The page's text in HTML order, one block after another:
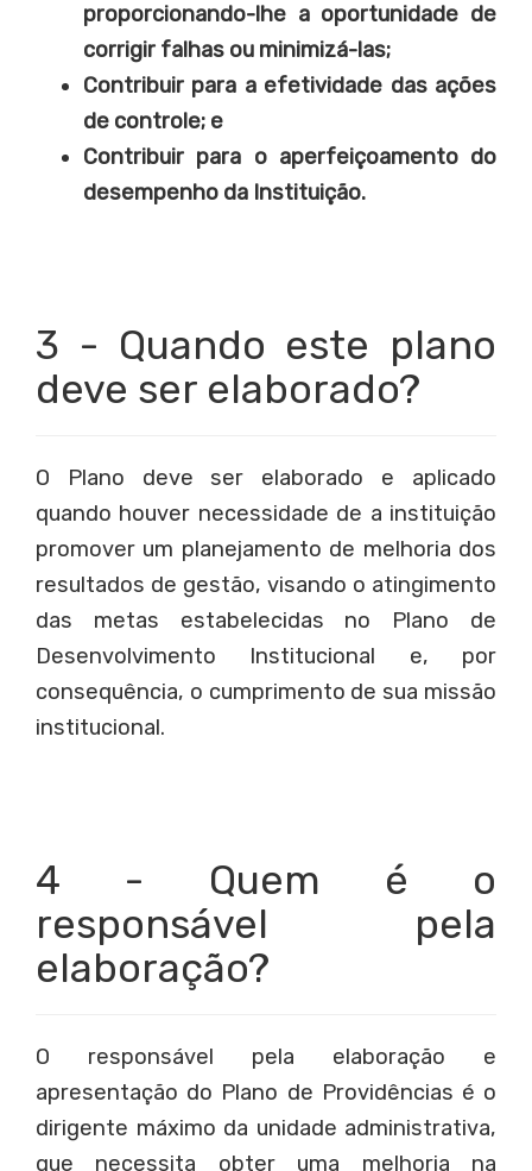
proporcionando-lhe a oportunidade de
corrigir falhas ou minimizá-las;
Contribuir para a efetividade das ações
de controle; e
Contribuir para o aperfeiçoamento do
desempenho da Instituição.
3 - Quando este plano
deve ser elaborado?
O Plano deve ser elaborado e aplicado
quando houver necessidade de a instituição
promover um planejamento de melhoria dos
resultados de gestão, visando o atingimento
das metas estabelecidas no Plano de
Desenvolvimento Institucional e, por
consequência, o cumprimento de sua missão
institucional.
4 - Quem é o
responsável pela
elaboração?
O responsável pela elaboração e
apresentação do Plano de Providências é o
dirigente máximo da unidade administrativa,
que necessita obter uma melhoria na